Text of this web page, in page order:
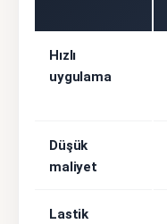
Hızlı
uygulama
Düşük
maliyet
Lastik